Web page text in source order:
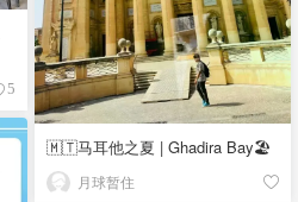
5
🇲🇹马耳他之夏 | Ghadira Bay🏖️
月球暂住